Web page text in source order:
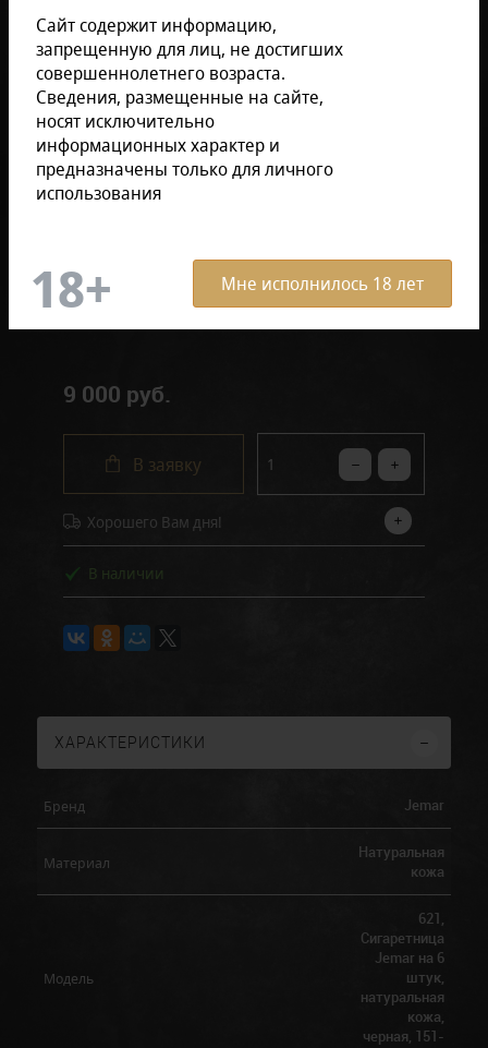
Сайт содержит информацию,
запрещенную для лиц, не достигших
совершеннолетнего возраста.
Сведения, размещенные на сайте,
носят исключительно
информационных характер и
предназначены только для личного
использования
Мне исполнилось 18 лет
ОПИСАНИЕ ТОВАРА
9 000 руб.
В заявку
Хорошего Вам дня!
В наличии
ХАРАКТЕРИСТИКИ
Бренд Jemar
Материал
Натуральная
кожа
Модель
621,
Сигаретница
Jemar на 6
штук,
натуральная
кожа,
черная, 151-